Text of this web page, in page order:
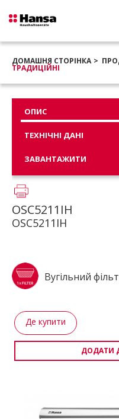
ДОМАШНЯ СТОРІНКА
ТРАДИЦІЙНІ
ОПИС
ТЕХНІЧНІ ДАНІ
ЗАВАНТАЖИТИ
OSC5211IH
OSC5211IH
Вугільний
Де купити
ДОДАТИ